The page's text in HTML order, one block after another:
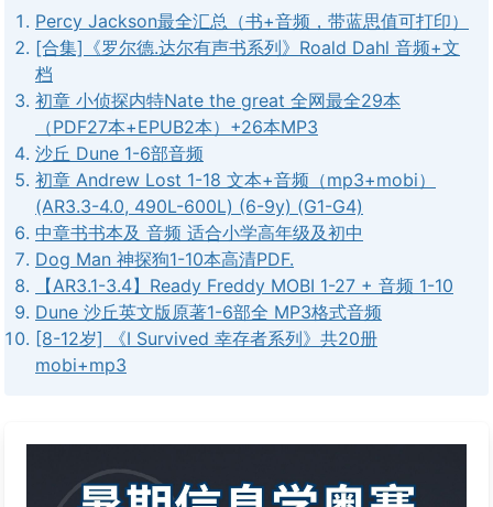
Percy Jackson最全汇总（书+音频，带蓝思值可打印）
[合集]《罗尔德.达尔有声书系列》Roald Dahl 音频+文
档
初章 小侦探内特Nate the great 全网最全29本
（PDF27本+EPUB2本）+26本MP3
沙丘 Dune 1-6部音频
初章 Andrew Lost 1-18 文本+音频（mp3+mobi）
(AR3.3-4.0, 490L-600L) (6-9y) (G1-G4)
中章书书本及 音频 适合小学高年级及初中
Dog Man 神探狗1-10本高清PDF.
【AR3.1-3.4】Ready Freddy MOBI 1-27 + 音频 1-10
Dune 沙丘英文版原著1-6部全 MP3格式音频
[8-12岁] 《I Survived 幸存者系列》共20册
mobi+mp3